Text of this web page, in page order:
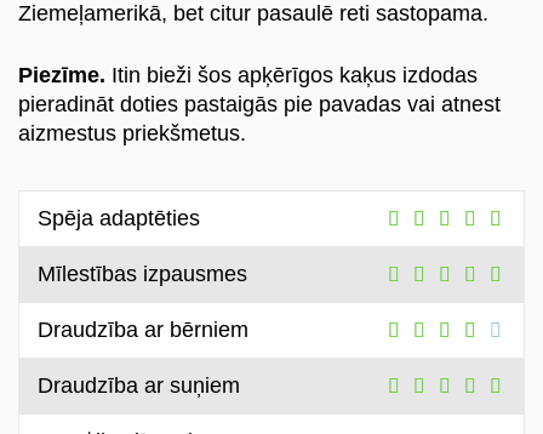
Ziemeļamerikā, bet citur pasaulē reti sastopama.
Piezīme. Itin bieži šos apķērīgos kaķus izdodas
pieradināt doties pastaigās pie pavadas vai atnest
aizmestus priekšmetus.
Spēja adaptēties
Mīlestības izpausmes
Draudzība ar bērniem
Draudzība ar suņiem